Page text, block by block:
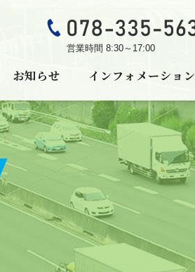
お知らせ インフォメーション
営業時間 8:30～17:00